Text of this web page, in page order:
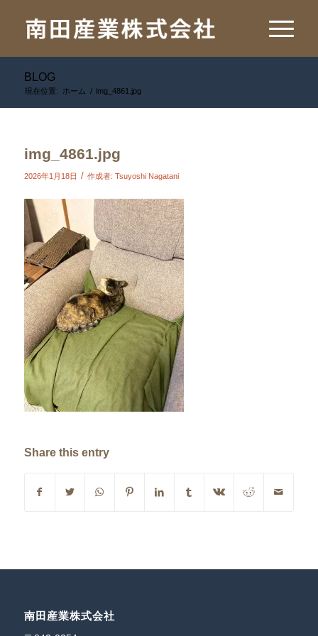
BLOG
現在位置: ホーム / img_4861.jpg
img_4861.jpg
2026年1月18日 / 作成者: Tsuyoshi Nagatani
Share this entry
南田産業株式会社